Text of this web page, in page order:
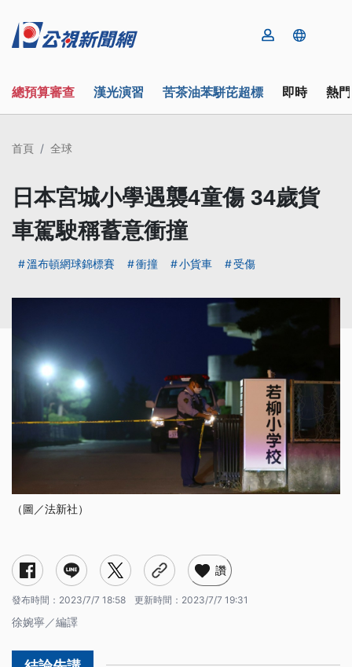
總預算審查 漢光演習 苦茶油苯駢芘超標 即時 熱
首頁 全球
日本宮城小學遇襲4童傷 34歲貨
車駕駛稱蓄意衝撞
溫布頓網球錦標賽 衝撞 小貨車 受傷
（圖／法新社）
讚
發布時間： 2023/7/7 18:58 更新時間： 2023/7/7 19:31
徐婉寧／編譯